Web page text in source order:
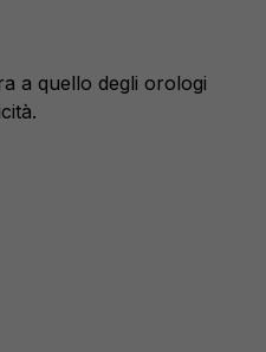
a quello degli orologi